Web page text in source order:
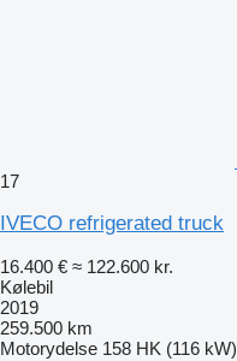
17
IVECO refrigerated truck
16.400 € ≈ 122.600 kr.
Kølebil
2019
259.500 km
Motorydelse 158 HK (116 kW)